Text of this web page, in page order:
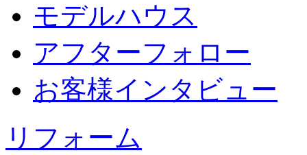
モデルハウス
アフターフォロー
お客様インタビュー
リフォーム